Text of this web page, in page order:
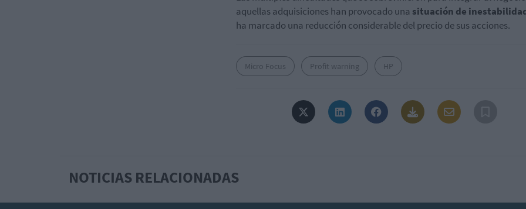
aquellas adquisiciones han provocado una situación de
ha marcado una reducción considerable del precio de sus acciones.
Micro Focus Profit warning HP
NOTICIAS RELACIONADAS